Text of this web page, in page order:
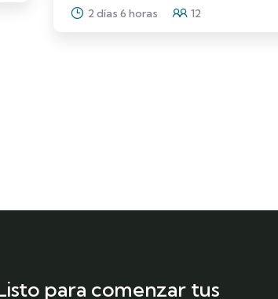
2 días 6 horas 12
para comenzar tus